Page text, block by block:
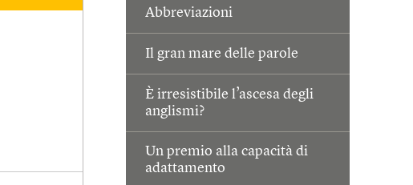
Abbreviazioni
Il gran mare delle parole
È irresistibile l’ascesa degli
anglismi?
Un premio alla capacità di
adattamento